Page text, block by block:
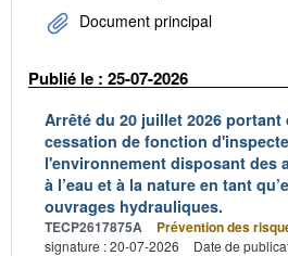
Document principal
Publié le : 25-07-2026
Arrêté du 20 juillet 2026
cessation de fonction
l'environnement disposant des
à l’eau et à la nature en tant
ouvrages hydrauliques.
TECP2617875A Prévention des
signature : 20-07-2026
Date de